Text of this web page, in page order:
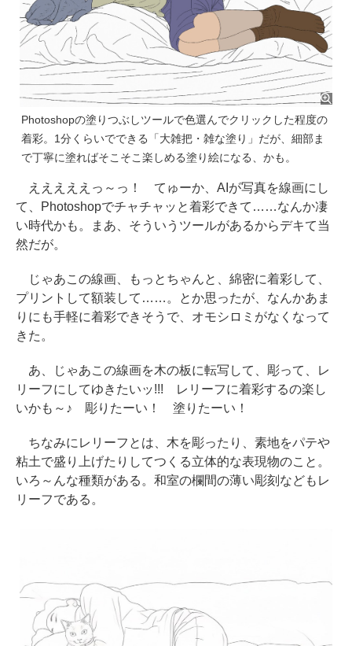
Photoshopの塗りつぶしツールで色選んでクリックした程度の
着彩。1分くらいでできる「大雑把・雑な塗り」だが、細部ま
で丁寧に塗ればそこそこ楽しめる塗り絵になる、かも。
えええええっ～っ！ てゅーか、AIが写真を線画にし
て、Photoshopでチャチャッと着彩できて……なんか凄
い時代かも。まあ、そういうツールがあるからデキて当
然だが。
じゃあこの線画、もっとちゃんと、綿密に着彩して、
プリントして額装して……。とか思ったが、なんかあま
りにも手軽に着彩できそうで、オモシロミがなくなって
きた。
あ、じゃあこの線画を木の板に転写して、彫って、レ
リーフにしてゆきたいッ!!! レリーフに着彩するの楽し
いかも～♪ 彫りたーい！ 塗りたーい！
ちなみにレリーフとは、木を彫ったり、素地をパテや
粘土で盛り上げたりしてつくる立体的な表現物のこと。
いろ～んな種類がある。和室の欄間の薄い彫刻などもレ
リーフである。